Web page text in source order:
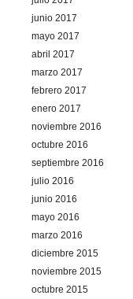
junio 2017
mayo 2017
abril 2017
marzo 2017
febrero 2017
enero 2017
noviembre 2016
octubre 2016
septiembre 2016
julio 2016
junio 2016
mayo 2016
marzo 2016
diciembre 2015
noviembre 2015
octubre 2015